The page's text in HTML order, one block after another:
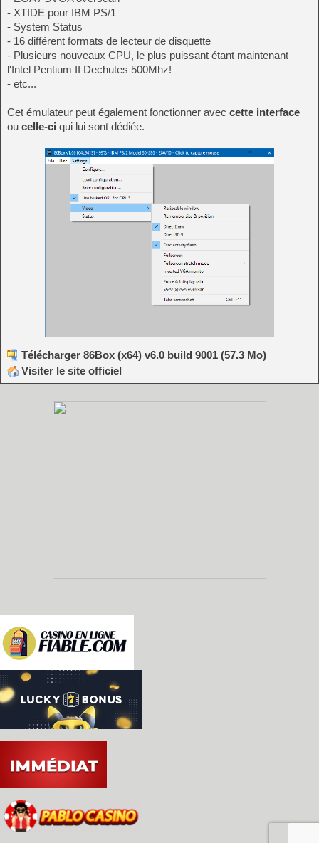
- XTIDE pour IBM PS/1
- System Status
- 16 différent formats de lecteur de disquette
- Plusieurs nouveaux CPU, le plus puissant étant maintenant
l'Intel Pentium II Dechutes 500Mhz!
- etc...
Cet émulateur peut également fonctionner avec cette interface
ou celle-ci qui lui sont dédiée.
Télécharger 86Box (x64) v6.0 build 9001 (57.3 Mo)
Visiter le site officiel